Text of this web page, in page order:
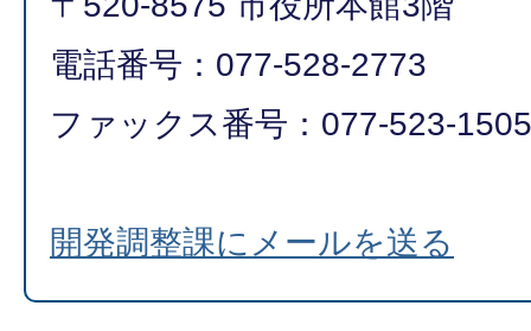
電話番号：077-528-2773
ファックス番号：077-523-1505
開発調整課にメールを送る